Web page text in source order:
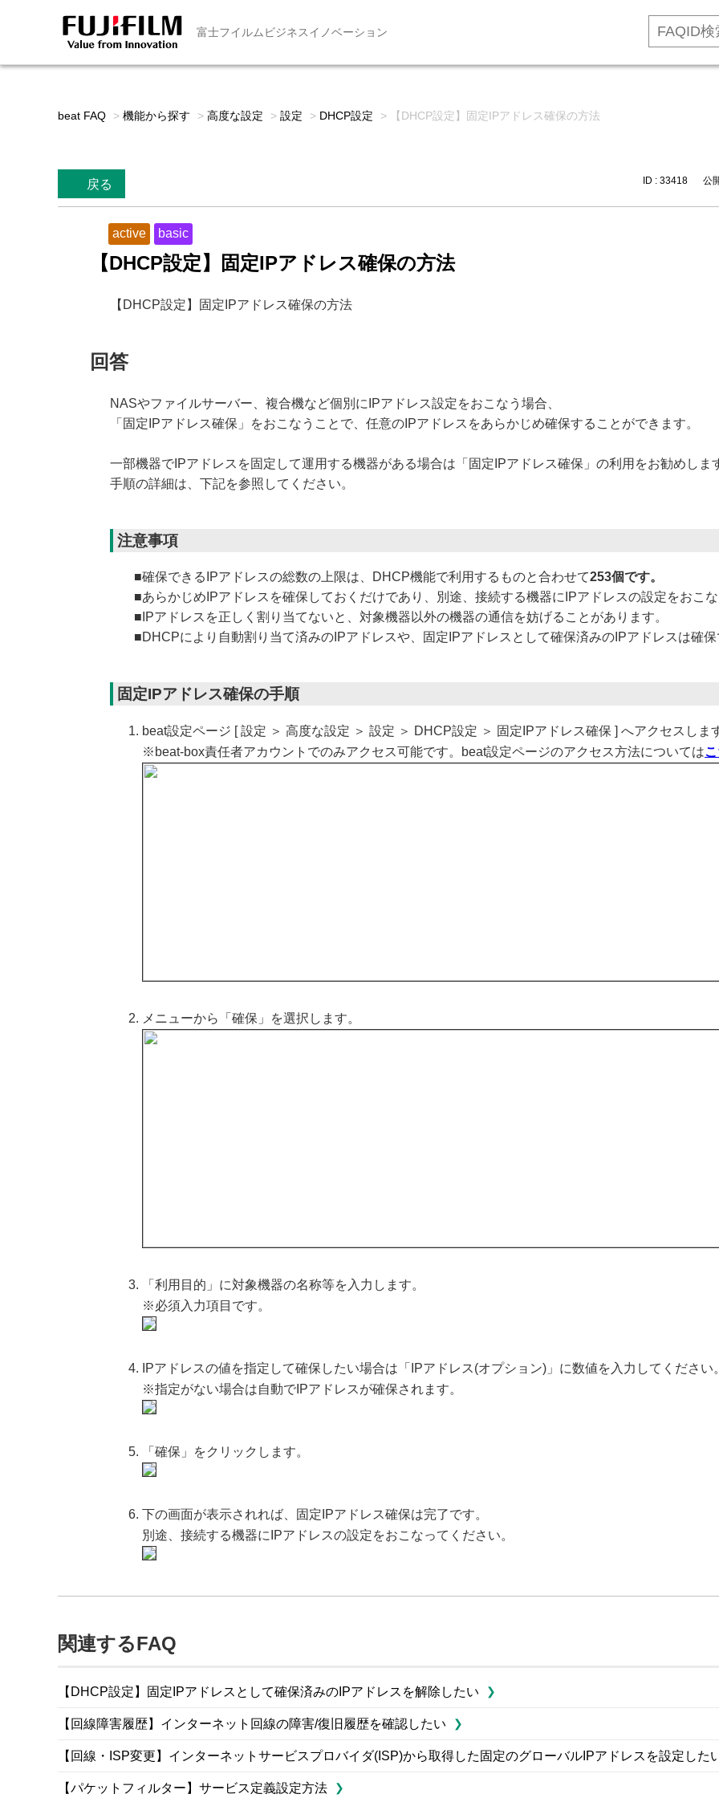
富士フイルムビジネスイノベーション
beat FAQ > 機能から探す > 高度な設定 > 設定 > DHCP設定 > 【DHCP設定】固定IPアドレス確保の方法
戻る ID : 33418 公
active basic
【DHCP設定】固定IPアドレス確保の方法
【DHCP設定】固定IPアドレス確保の方法
回答
NASやファイルサーバー、複合機など個別にIPアドレス設定をおこなう場合、
「固定IPアドレス確保」をおこなうことで、任意のIPアドレスをあらかじめ確保することができます。
一部機器でIPアドレスを固定して運用する機器がある場合は「固定IPアドレス確保」の利用をお勧めしま
手順の詳細は、下記を参照してください。
注意事項
■確保できるIPアドレスの総数の上限は、DHCP機能で利用するものと合わせて253個です。
■あらかじめIPアドレスを確保しておくだけであり、別途、接続する機器にIPアドレスの設定をおこ
■IPアドレスを正しく割り当てないと、対象機器以外の機器の通信を妨げることがあります。
■DHCPにより自動割り当て済みのIPアドレスや、固定IPアドレスとして確保済みのIPアドレスは確
固定IPアドレス確保の手順
beat設定ページ [ 設定 ＞ 高度な設定 ＞ 設定 ＞ DHCP設定 ＞ 固定IPアドレス確保 ] へアクセスしま
※beat-box責任者アカウントでのみアクセス可能です。beat設定ページのアクセス方法については
メニューから「確保」を選択します。
「利用目的」に対象機器の名称等を入力します。
※必須入力項目です。
IPアドレスの値を指定して確保したい場合は「IPアドレス(オプション)」に数値を入力してください
※指定がない場合は自動でIPアドレスが確保されます。
「確保」をクリックします。
下の画面が表示されれば、固定IPアドレス確保は完了です。
別途、接続する機器にIPアドレスの設定をおこなってください。
関連するFAQ
【DHCP設定】固定IPアドレスとして確保済みのIPアドレスを解除したい
【回線障害履歴】インターネット回線の障害/復旧履歴を確認したい
【回線・ISP変更】インターネットサービスプロバイダ(ISP)から取得した固定のグローバルIPアドレスを設定した
【パケットフィルター】サービス定義設定方法